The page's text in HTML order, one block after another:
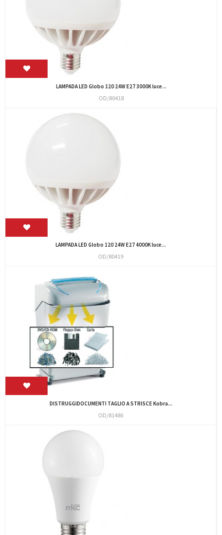
LAMPADA LED Globo 120 24W E27 3000K luce...
OD/80418
LAMPADA LED Globo 120 24W E27 4000K luce...
OD/80419
DISTRUGGIDOCUMENTI TAGLIO A STRISCE Kobra...
OD/81486